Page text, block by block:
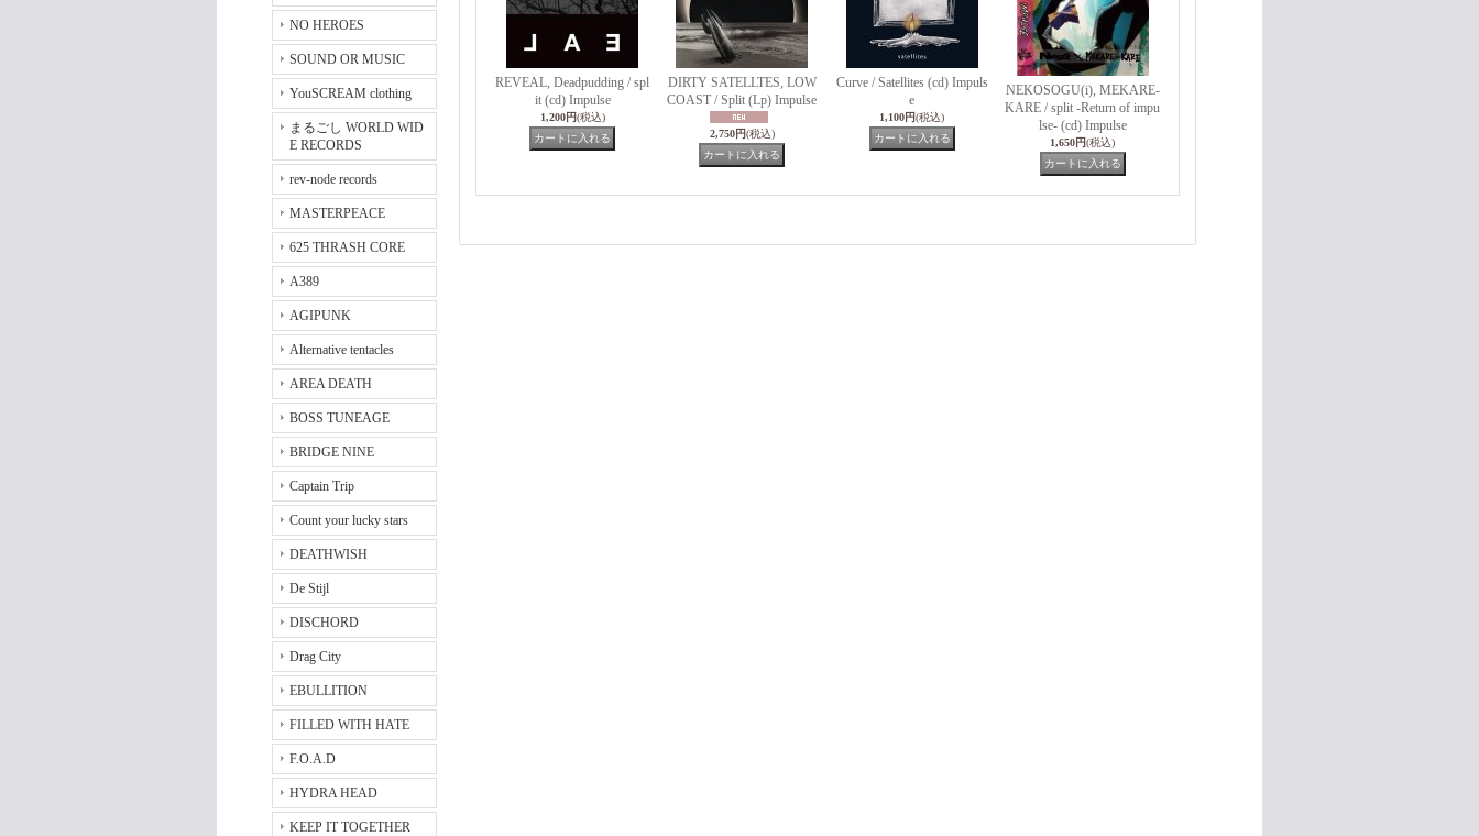
NO HEROES
SOUND OR MUSIC
YouSCREAM clothing
まるごし WORLD WID
E RECORDS
rev-node records
MASTERPEACE
625 THRASH CORE
A389
AGIPUNK
Alternative tentacles
AREA DEATH
BOSS TUNEAGE
BRIDGE NINE
Captain Trip
Count your lucky stars
DEATHWISH
De Stijl
DISCHORD
Drag City
EBULLITION
FILLED WITH HATE
F.O.A.D
HYDRA HEAD
KEEP IT TOGETHER
REVEAL, Deadpudding / spl
it (cd) Impulse
1,200円(税込)
DIRTY SATELLTES, LOW
COAST / Split (Lp) Impulse
2,750円(税込)
Curve / Satellites (cd) Impuls
e
1,100円(税込)
NEKOSOGU(i), MEKARE-
KARE / split -Return of impu
lse- (cd) Impulse
1,650円(税込)